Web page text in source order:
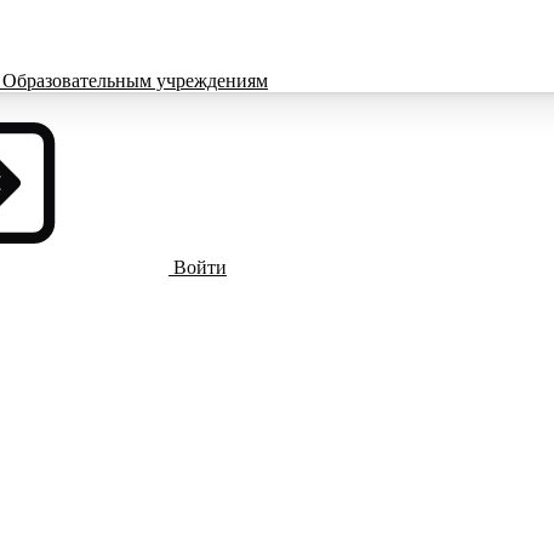
Образовательным учреждениям
Войти